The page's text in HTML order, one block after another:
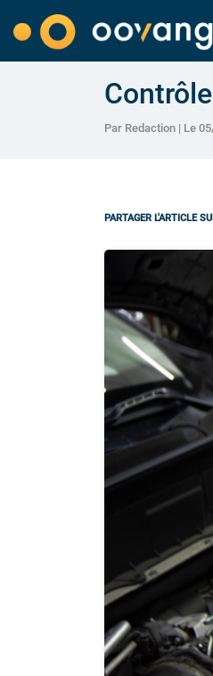
Par Redaction | Le
PARTAGER L'ARTICLE